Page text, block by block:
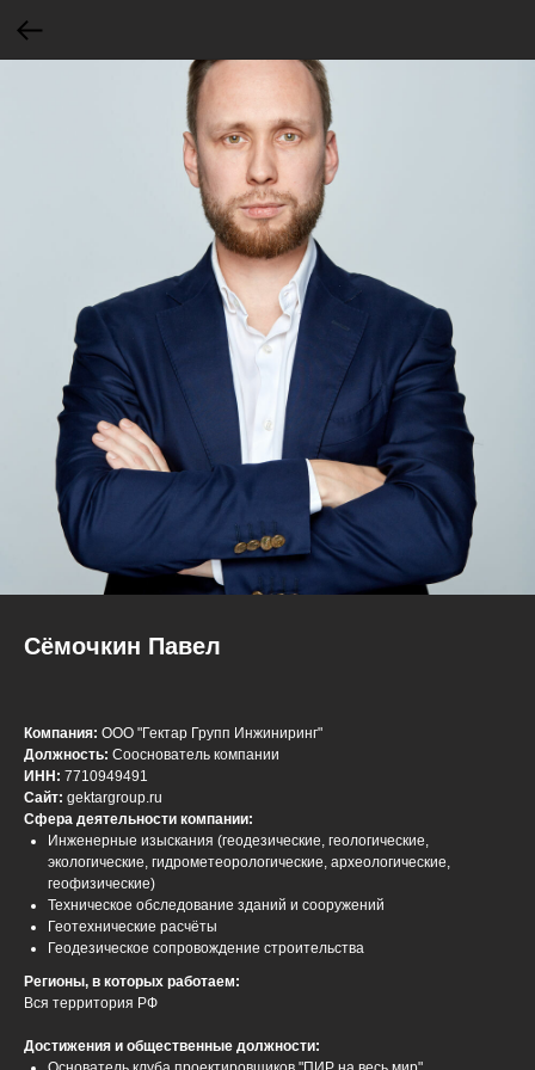
Сёмочкин Павел
Компания: ООО "Гектар Групп Инжиниринг"
Должность: Сооснователь компании
ИНН: 7710949491
Сайт: gektargroup.ru
Сфера деятельности компании:
Инженерные изыскания (геодезические, геологические,
экологические, гидрометеорологические, археологические,
геофизические)
Техническое обследование зданий и сооружений
Геотехнические расчёты
Геодезическое сопровождение строительства
Регионы, в которых работаем:
Вся территория РФ
Достижения и общественные должности: